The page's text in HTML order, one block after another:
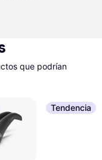
que podrían
Tendencia